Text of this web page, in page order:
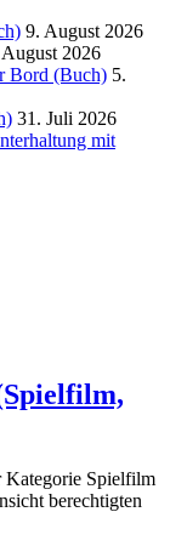
9. August 2026
2026
Bord (Buch) 5.
31. Juli 2026
mit
Kategorie Spielfilm
berechtigten